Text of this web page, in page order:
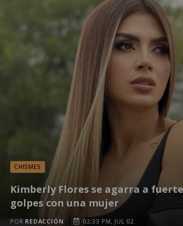
CHISMES
Kimberly Flores se agarra a
golpes con una mujer
POR REDACCIÓN 02:33 PM, JUL 02